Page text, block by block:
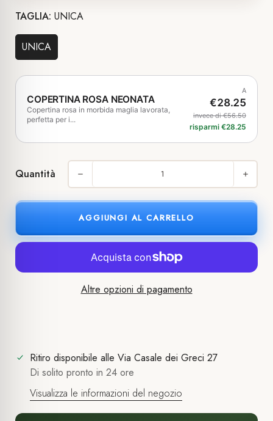
TAGLIA: UNICA
UNICA
COPERTINA ROSA NEONATA
Copertina rosa in morbida maglia lavorata,
perfetta per i...
A
€28.25
invece di €56.50
risparmi €28.25
Quantità
AGGIUNGI AL CARRELLO
Altre opzioni di pagamento
Ritiro disponibile alle Via Casale dei Greci 27
Di solito pronto in 24 ore
Visualizza le informazioni del negozio